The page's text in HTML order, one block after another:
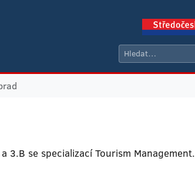
se specializací Tourism Management.